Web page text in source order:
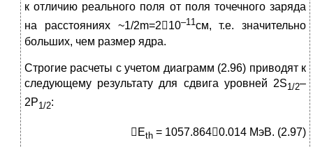
к отличию реального поля от поля точечного заряда
на расстояниях ~1/2m=210–11см, т.е. значительно
больших, чем размер ядра.
Строгие расчеты с учетом диаграмм (2.96) приводят к
следующему результату для сдвига уровней 2S1/2–
2P1/2:
Eth = 1057.8640.014 МэВ. (2.97)